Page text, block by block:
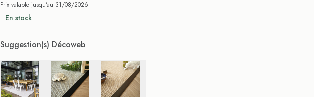
Prix valable jusqu'au 31/08/2026
En stock
Suggestion(s) Décoweb